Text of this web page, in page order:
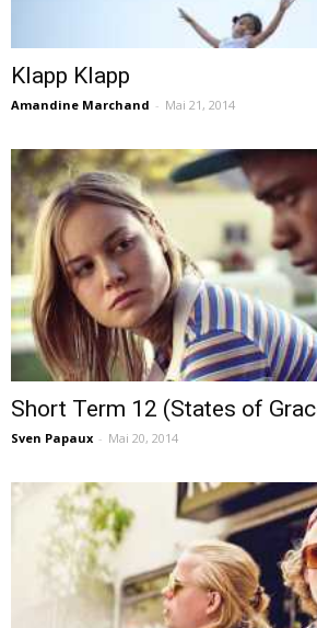
culturel
–
musique
internet
Klapp Klapp
Amandine Marchand - Mai 21, 2014
Short Term 12 (States of
Sven Papaux - Mai 20, 2014